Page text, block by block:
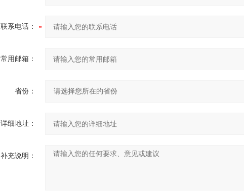
联系电话：
常用邮箱：
省份：
详细地址：
补充说明：